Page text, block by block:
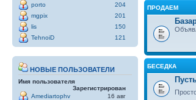
porto
204
mgpix
201
lis
150
TehnoiD
121
НОВЫЕ ПОЛЬЗОВАТЕЛИ
Имя пользователя
Зарегистрирован
Amediartophv
16 авг
ПРОДАЕМ
БЕСЕДКА